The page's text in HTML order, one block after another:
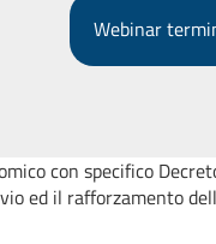
Webinar
con specifico
ed il rafforzamento